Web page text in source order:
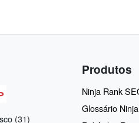
(31)
Produtos
Ninja Rank
Glossário Ninja